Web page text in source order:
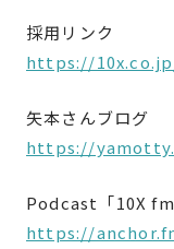
採用リンク
https://
矢本さんブログ
https://
Podcast「10X fm
https://